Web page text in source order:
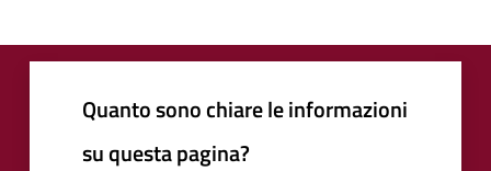
Quanto sono chiare le informazioni
su questa pagina?